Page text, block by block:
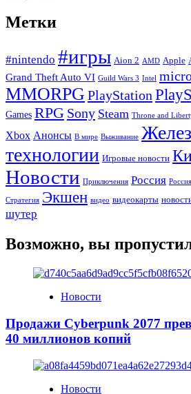
Метки
#nintendo #игры Aion 2 AMD Apple
Grand Theft Auto VI Guild Wars 3 Intel
MMORPG PlayStation
Games RPG Sony Steam Throne and
Xbox Анонсы В мире Выживание
технологии Игровые новости
Новости Приключения Россия
Стратегия Экшен видео видеокарты
шутер
Возможно, вы
Новости
Продажи Cyberpunk 2077
40 миллионов копий
Новости